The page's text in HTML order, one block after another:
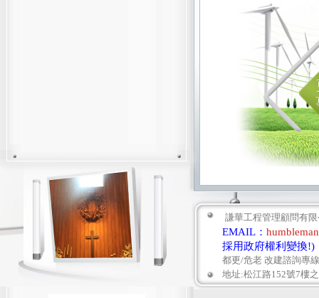
謙華工程管理顧問有
EMAIL：
採用政府權利變換!)
都更/危老 改建諮詢專
地址:松江路152號7樓